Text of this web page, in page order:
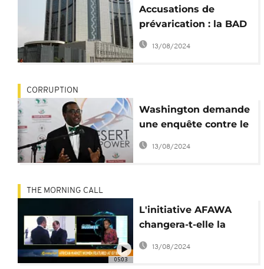
Accusations de
prévarication : la BAD
temporise malgré
l'appel Washington
13/08/2024
CORRUPTION
Washington demande
une enquête contre le
président de la BAD
13/08/2024
05:03
THE MORNING CALL
L'initiative AFAWA
changera-t-elle la
donne?
13/08/2024